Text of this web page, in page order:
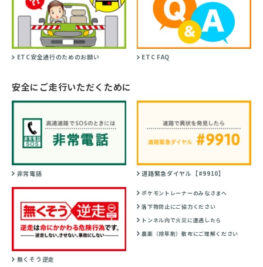
ETC安全通行のためのお願い ETC FAQ
安全にご走行いただくために
非常電話 道路緊急ダイヤル【#9910】
無くそう逆走
ポケモントレーナーのみなさまへ
落下物防止にご協力ください
トンネル内で火災に遭遇したら
農薬（除草剤）散布にご理解ください